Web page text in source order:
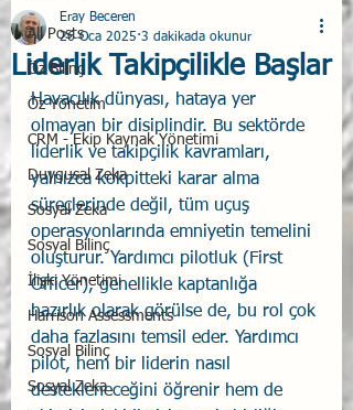
All Posts
Öz Bilinç
Öz Yönetim
CRM - Ekip Kaynak Yönetimi
Duygusal Zeka
Sosyal Zeka
Sosyal Bilinç
İlişki Yönetimi
Harrison Assessments
Sosyal Bilinç
Sosyal Zeka
Liderlik Takipçilikle Başlar
Eray Beceren
26 Oca 2025 3 dakikada okunur
Havacılık dünyası, hataya yer
olmayan bir disiplindir. Bu sektörde
liderlik ve takipçilik kavramları,
yalnızca kokpitteki karar alma
süreçlerinde değil, tüm uçuş
operasyonlarında emniyetin temelini
oluşturur. Yardımcı pilotluk (First
Officer), genellikle kaptanlığa
hazırlık olarak görülse de, bu rol çok
daha fazlasını temsil eder. Yardımcı
pilot, hem bir liderin nasıl
destekleneceğini öğrenir hem de